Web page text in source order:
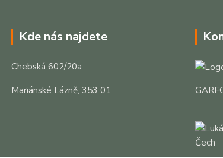
Kde nás najdete
Chebská 602/20a
Mariánské Lázně, 353 01